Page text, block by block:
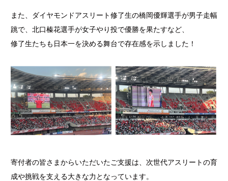
また、ダイヤモンドアスリート修了生の橋岡優輝選手が男子走幅
跳で、北口榛花選手が女子やり投で優勝を果たすなど、
修了生たちも日本一を決める舞台で存在感を示しました！
寄付者の皆さまからいただいたご支援は、次世代アスリートの育
成や挑戦を支える大きな力となっています。